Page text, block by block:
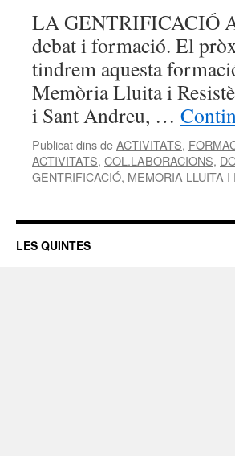
LA GENTRIFICACIÓ
debat i formació. El
tindrem aquesta
Memòria Lluita i
i Sant Andreu, …
Publicat dins deACTIVITATS,
ACTIVITATS, COL.LABORACIONS,
GENTRIFICACIÓ, MEMORIA LLUITA
LES QUINTES